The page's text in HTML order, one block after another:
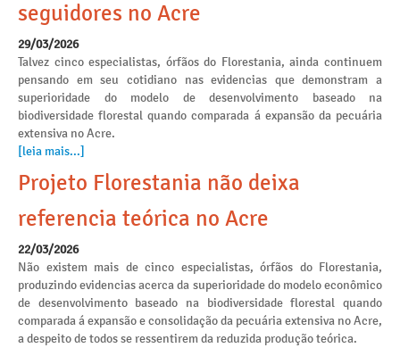
seguidores no Acre
29/03/2026
Talvez cinco especialistas, órfãos do Florestania, ainda continuem
pensando em seu cotidiano nas evidencias que demonstram a
superioridade do modelo de desenvolvimento baseado na
biodiversidade florestal quando comparada á expansão da pecuária
extensiva no Acre.
[leia mais...]
Projeto Florestania não deixa
referencia teórica no Acre
22/03/2026
Não existem mais de cinco especialistas, órfãos do Florestania,
produzindo evidencias acerca da superioridade do modelo econômico
de desenvolvimento baseado na biodiversidade florestal quando
comparada á expansão e consolidação da pecuária extensiva no Acre,
a despeito de todos se ressentirem da reduzida produção teórica.